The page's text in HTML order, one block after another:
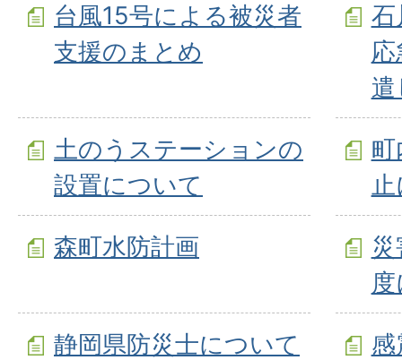
台風15号による被災者
支援のまとめ
石
土のうステーションの
設置について
森町水防計画
静岡県防災士について